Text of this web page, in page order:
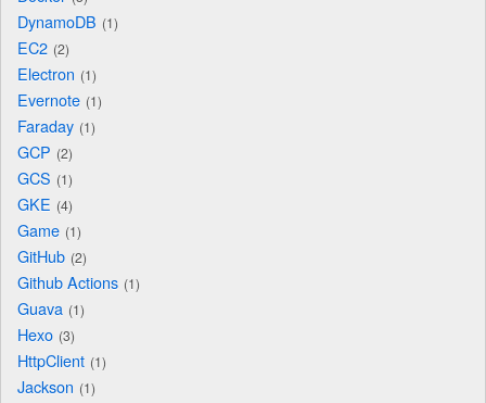
DynamoDB 1
EC2 2
Electron 1
Evernote 1
Faraday 1
GCP 2
GCS 1
GKE 4
Game 1
GitHub 2
Github Actions 1
Guava 1
Hexo 3
HttpClient 1
Jackson 1